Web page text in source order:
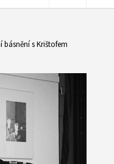
básnění s Krištofem